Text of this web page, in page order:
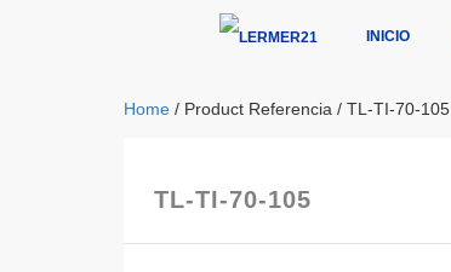
INICIO
Home / Product Referencia / TL-TI-70-105
TL-TI-70-105